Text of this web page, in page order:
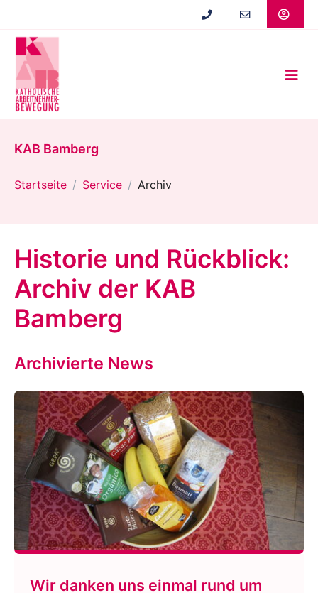
springen
KAB Bamberg
Startseite Service Archiv
Historie und Rückblick:
Archiv der KAB
Bamberg
Archivierte News
Wir danken uns einmal rund um